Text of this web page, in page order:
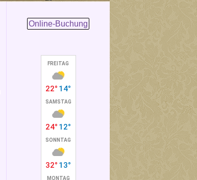
Online-Buchung